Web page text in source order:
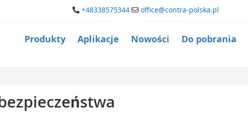
+48338575344 office@contra-polska.pl
Produkty Aplikacje Nowości Do pobrania